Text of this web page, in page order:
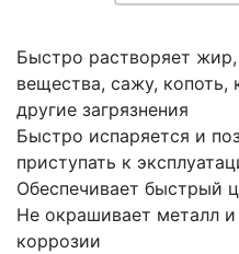
Быстро растворяет
вещества, сажу, копоть,
другие загрязнения
Быстро испаряется и
приступать к
Обеспечивает быстрый
Не окрашивает металл
коррозии